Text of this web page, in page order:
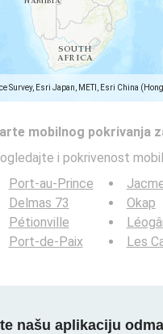
Survey, Esri Japan, METI, Esri China
mobilnog pokrivanja
i pokrivenost
Port-au-Prince
Delmas 73
Pétionville
Port-de-Paix
Okap
Les
našu aplikaciju